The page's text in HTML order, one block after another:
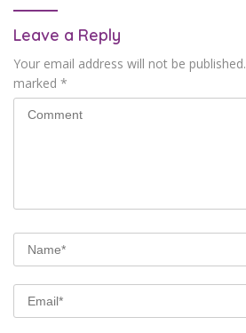
Leave a Reply
Your email address will not be published.
marked *